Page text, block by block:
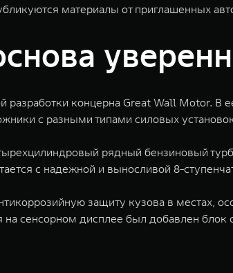
материалы от приглашенных
концерна Great Wall Motor. В
с разными типами силовых
рядный бензиновый
с надежной и выносливой 8-
защиту кузова в местах,
сенсорном дисплее был добавлен блок